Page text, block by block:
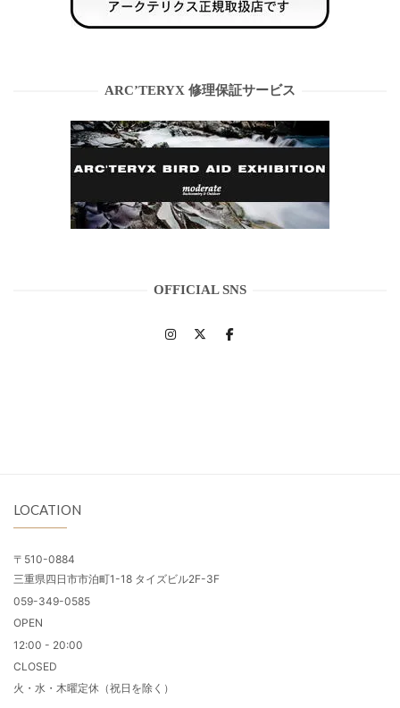
ARC’TERYX 修理保証サービス
OFFICIAL SNS
LOCATION
〒510-0884
三重県四日市市泊町1-18 タイズビル2F-3F
059-349-0585
OPEN
12:00 - 20:00
CLOSED
火・水・木曜定休（祝日を除く）